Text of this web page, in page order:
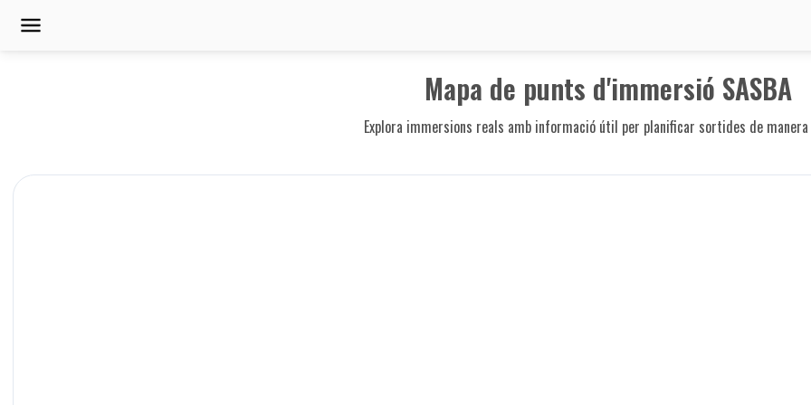
Mapa de punts d'immersió SASBA
Explora immersions reals amb informació útil per planificar sortides de